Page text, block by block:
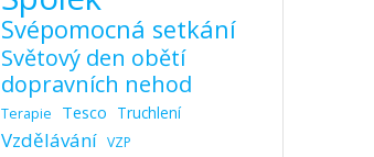
Svépomocná setkání
Světový den obětí
dopravních nehod
Terapie Tesco Truchlení
Vzdělávání VZP